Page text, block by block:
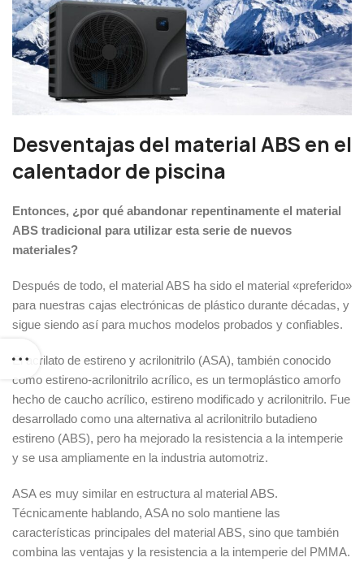
Desventajas del material ABS en el
calentador de piscina
Entonces, ¿por qué abandonar repentinamente el material
ABS tradicional para utilizar esta serie de nuevos
materiales?
Después de todo, el material ABS ha sido el material «preferido»
para nuestras cajas electrónicas de plástico durante décadas, y
sigue siendo así para muchos modelos probados y confiables.
El acrilato de estireno y acrilonitrilo (ASA), también conocido
como estireno-acrilonitrilo acrílico, es un termoplástico amorfo
hecho de caucho acrílico, estireno modificado y acrilonitrilo. Fue
desarrollado como una alternativa al acrilonitrilo butadieno
estireno (ABS), pero ha mejorado la resistencia a la intemperie
y se usa ampliamente en la industria automotriz.
ASA es muy similar en estructura al material ABS.
Técnicamente hablando, ASA no solo mantiene las
características principales del material ABS, sino que también
combina las ventajas y la resistencia a la intemperie del PMMA.